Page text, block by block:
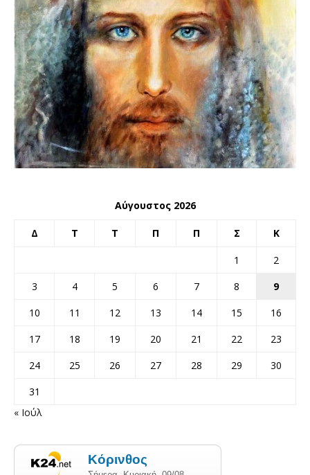
Αύγουστος 2026
Δ Τ Τ Π Π Σ Κ
1
2
3
4 5 6 7 8
9
10
11 12 13 14 15
16
17
18 19 20 21 22
23
24
25 26 27 28 29
30
31
« Ιούλ